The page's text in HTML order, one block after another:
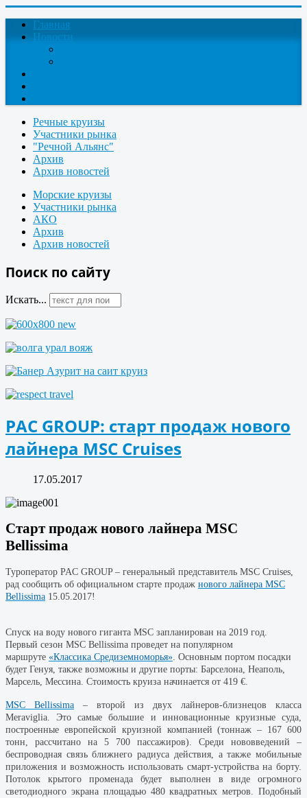
Главная
Новости
Речные круизы
Участники рынка
"Речной Альянс"
Архив
Архив новостей
Морские круизы
Участники рынка
АКО
Архив
Архив новостей
Поиск по сайту
Искать...
PAC GROUP: старт продаж нового
лайнера MSC Cruises
17.05.2017
Старт продаж нового лайнера MSC
Bellissima
Туроператор PAC GROUP – генеральный представитель MSC Cruises,
рад сообщить об официальном старте продаж нового лайнера MSC
Bellissima 15.05.2017!
Спуск на воду нового гиганта MSC запланирован на 2019 год.
Первый сезон MSC Bellissima проведет на популярном
маршруте «Классика Средиземноморья». Основным портом посадки
будет Генуя, также возможны и другие порты: Барселона, Неаполь,
Марсель, Мессина. Стоимость круиза начинается от 419 €.
MSC Bellissima – второй из двух лайнеров-близнецов класса
Meraviglia. Это самые большие и инновационные круизные суда,
построенные европейской круизной компанией (тоннаж – 167 600
тонн, рассчитано на 5 700 пассажиров). Среди нововведений –
беспроводная связь ближнего радиуса действия, а также мобильные
приложения и возможность использовать смарт-устройства на борту.
Потолок крытого променада будет выполнен в виде огромного
светодиодного экрана площадью 480 квадратных метров. Подобный